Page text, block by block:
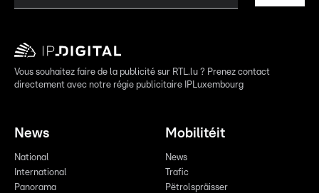
Vous souhaitez faire de la publicité sur RTL.lu ? Prenez contact
directement avec notre régie publicitaire IPLuxembourg
News
National
International
Panorama
Mobilitéit
News
Trafic
Pëtrolspräisser